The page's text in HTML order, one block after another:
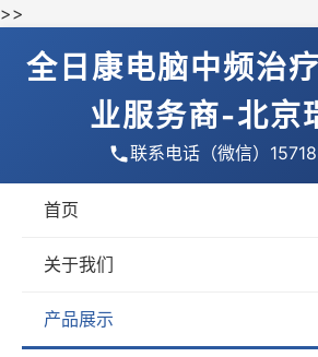
>>
全日康电脑中频治
业服务商-北京
联系电话（微信）
首页
关于我们
产品展示